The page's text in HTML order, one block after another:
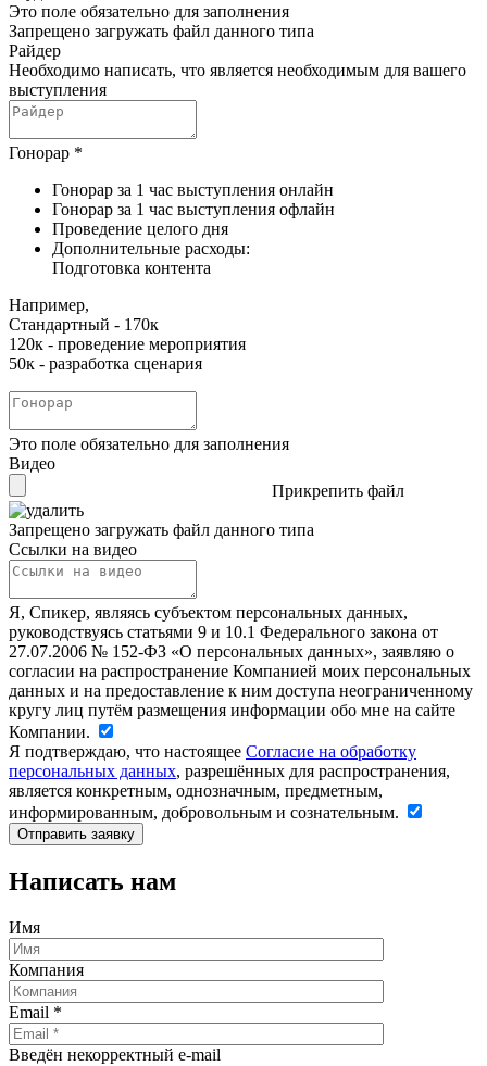
Это поле обязательно для заполнения
Запрещено загружать файл данного типа
Райдер
Необходимо написать, что является необходимым для вашего
выступления
Гонорар *
Гонорар за 1 час выступления онлайн
Гонорар за 1 час выступления офлайн
Проведение целого дня
Дополнительные расходы:
Подготовка контента
Например,
Стандартный - 170к
120к - проведение мероприятия
50к - разработка сценария
Это поле обязательно для заполнения
Видео
Прикрепить файл
Запрещено загружать файл данного типа
Ссылки на видео
Я, Спикер, являясь субъектом персональных данных,
руководствуясь статьями 9 и 10.1 Федерального закона от
27.07.2006 № 152-ФЗ «О персональных данных», заявляю о
согласии на распространение Компанией моих персональных
данных и на предоставление к ним доступа неограниченному
кругу лиц путём размещения информации обо мне на сайте
Компании.
Я подтверждаю, что настоящее Согласие на обработку
персональных данных, разрешённых для распространения,
является конкретным, однозначным, предметным,
информированным, добровольным и сознательным.
Написать нам
Имя
Компания
Email *
Введён некорректный e-mail